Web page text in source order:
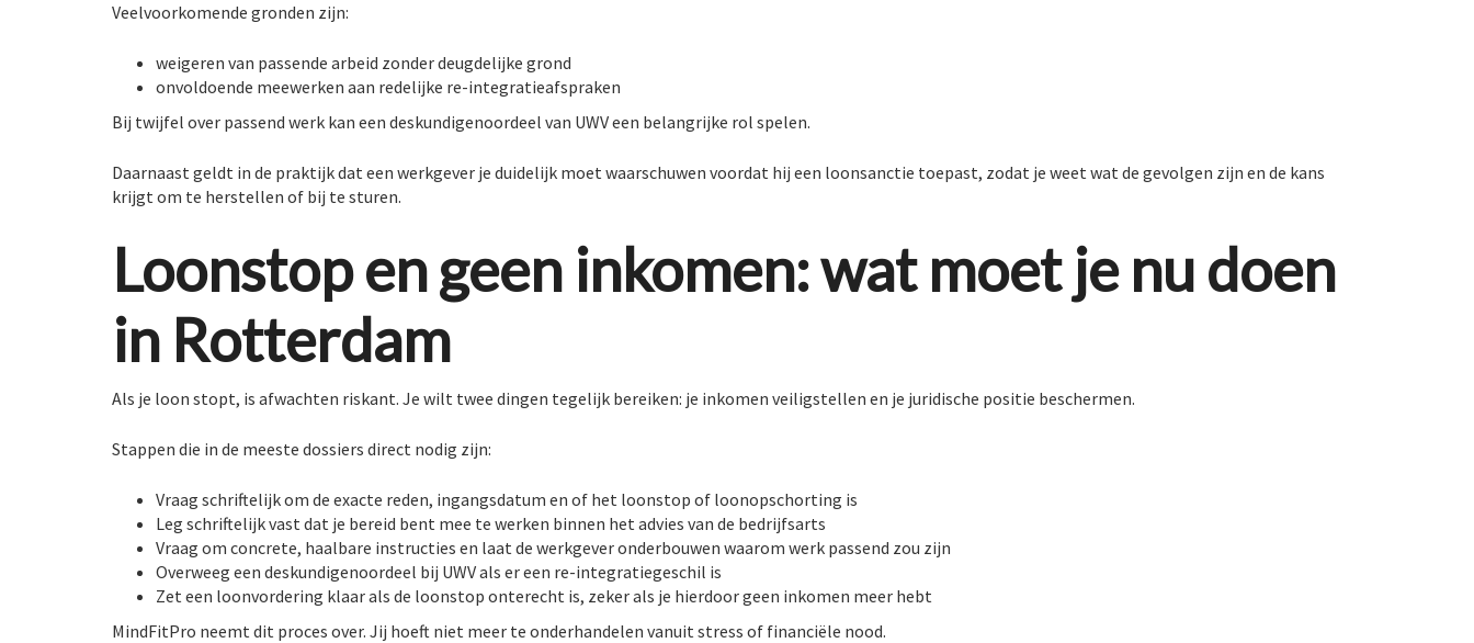
Veelvoorkomende gronden zijn:
weigeren van passende arbeid zonder deugdelijke grond
onvoldoende meewerken aan redelijke re-integratieafspraken
Bij twijfel over passend werk kan een deskundigenoordeel van UWV een belangrijke rol spelen.
Daarnaast geldt in de praktijk dat een werkgever je duidelijk moet waarschuwen voordat hij een loonsanctie toepast, zodat je weet wat de gevolgen zijn en de kans
krijgt om te herstellen of bij te sturen.
Loonstop en geen inkomen: wat moet je nu doen
in Rotterdam
Als je loon stopt, is afwachten riskant. Je wilt twee dingen tegelijk bereiken: je inkomen veiligstellen en je juridische positie beschermen.
Stappen die in de meeste dossiers direct nodig zijn:
Vraag schriftelijk om de exacte reden, ingangsdatum en of het loonstop of loonopschorting is
Leg schriftelijk vast dat je bereid bent mee te werken binnen het advies van de bedrijfsarts
Vraag om concrete, haalbare instructies en laat de werkgever onderbouwen waarom werk passend zou zijn
Overweeg een deskundigenoordeel bij UWV als er een re-integratiegeschil is
Zet een loonvordering klaar als de loonstop onterecht is, zeker als je hierdoor geen inkomen meer hebt
MindFitPro neemt dit proces over. Jij hoeft niet meer te onderhandelen vanuit stress of financiële nood.